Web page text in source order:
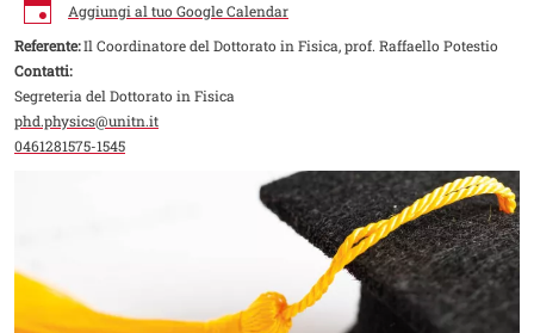
Aggiungi al tuo Google Calendar
Referente:Il Coordinatore del Dottorato in Fisica, prof. Raffaello Potestio
Contatti:
Segreteria del Dottorato in Fisica
phd.physics@unitn.it
0461281575-1545